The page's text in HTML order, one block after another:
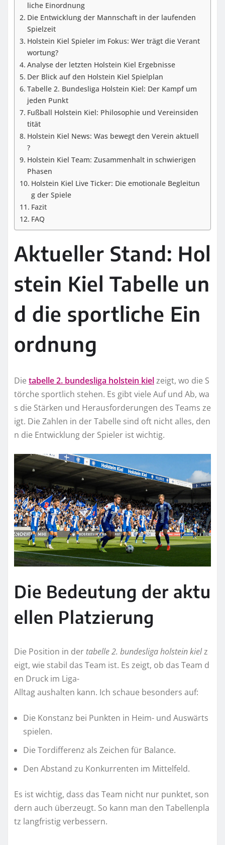
liche Einordnung
Die Entwicklung der Mannschaft in der laufenden
Spielzeit
Holstein Kiel Spieler im Fokus: Wer trägt die Verant
wortung?
Analyse der letzten Holstein Kiel Ergebnisse
Der Blick auf den Holstein Kiel Spielplan
Tabelle 2. Bundesliga Holstein Kiel: Der Kampf um
jeden Punkt
Fußball Holstein Kiel: Philosophie und Vereinsiden
tität
Holstein Kiel News: Was bewegt den Verein aktuell
?
Holstein Kiel Team: Zusammenhalt in schwierigen
Phasen
Holstein Kiel Live Ticker: Die emotionale Begleitun
g der Spiele
Fazit
FAQ
Aktueller Stand: Hol
stein Kiel Tabelle un
d die sportliche Ein
ordnung
Die tabelle 2. bundesliga holstein kielzeigt, wo die S
törche sportlich stehen. Es gibt viele Auf und Ab, wa
s die Stärken und Herausforderungen des Teams ze
igt. Die Zahlen in der Tabelle sind oft nicht alles, den
n die Entwicklung der Spieler ist wichtig.
Die Bedeutung der aktu
ellen Platzierung
Die Position in der tabelle 2. bundesliga holstein kielz
eigt, wie stabil das Team ist. Es zeigt, ob das Team d
en Druck im Liga-
Alltag aushalten kann. Ich schaue besonders auf:
Die Konstanz bei Punkten in Heim- und Auswärts
spielen.
Die Tordifferenz als Zeichen für Balance.
Den Abstand zu Konkurrenten im Mittelfeld.
Es ist wichtig, dass das Team nicht nur punktet, son
dern auch überzeugt. So kann man den Tabellenpla
tz langfristig verbessern.